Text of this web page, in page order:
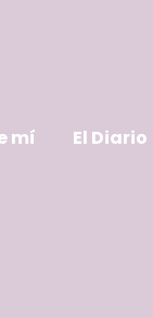
mí El Diario